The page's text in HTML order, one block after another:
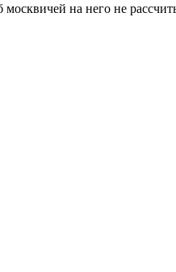
на него не